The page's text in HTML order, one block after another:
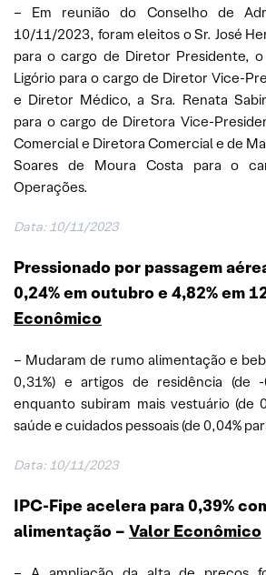
– Em reunião do Conselho de
10/11/2023, foram eleitos o Sr. José
para o cargo de Diretor Presidente,
Ligório para o cargo de Diretor Vice-
e Diretor Médico, a Sra. Renata
para o cargo de Diretora Vice-
Comercial e Diretora Comercial e de
Soares de Moura Costa para o
Operações.
Data: 10/11/2023
Pressionado por passagem
0,24% em outubro e 4,82% em
Econômico
– Mudaram de rumo alimentação e
0,31%) e artigos de residência (de -
enquanto subiram mais vestuário (de
saúde e cuidados pessoais (de 0,04%
Data: 10/11/2023
IPC-Fipe acelera para 0,39%
alimentação – Valor Econômico